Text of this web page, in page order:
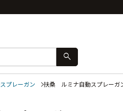
search
プレーガン 扶桑 ルミナ自動スプレー